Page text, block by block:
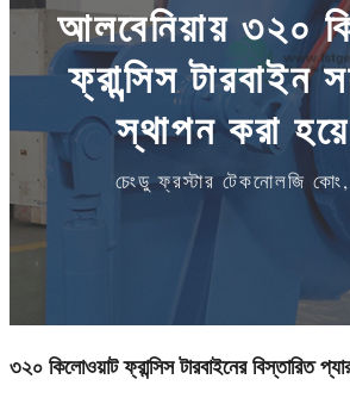
আলবেনিয়ায় ৩২০
ফ্রান্সিস টারবাইন
স্থাপন করা
চেংডু ফ্রস্টার টেকনোলজি কোং,
৩২০ কিলোওয়াট ফ্রান্সিস টারবাইনের বিস্তারিত